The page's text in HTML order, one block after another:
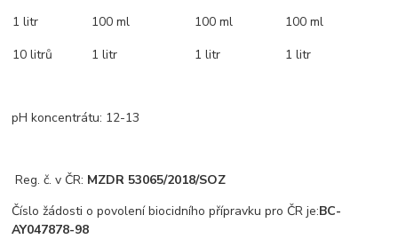
1 litr
100 ml 100 ml
100 ml
10 litrů
1 litr 1 litr 1 litr
pH koncentrátu: 12-13
Reg. č. v ČR: MZDR 53065/2018/SOZ
Číslo žádosti o povolení biocidního přípravku pro ČR je:BC-
AY047878-98